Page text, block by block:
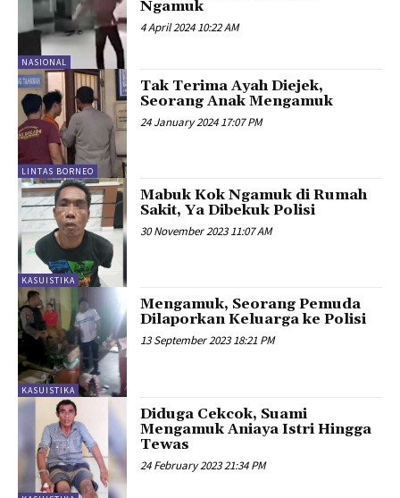
NASIONAL
Ngamuk
4 April 2024 10:22 AM
LINTAS BORNEO
Tak Terima Ayah Diejek,
Seorang Anak Mengamuk
24 January 2024 17:07 PM
KASUISTIKA
Mabuk Kok Ngamuk di Rumah
Sakit, Ya Dibekuk Polisi
30 November 2023 11:07 AM
KASUISTIKA
Mengamuk, Seorang Pemuda
Dilaporkan Keluarga ke Polisi
13 September 2023 18:21 PM
Diduga Cekcok, Suami
Mengamuk Aniaya Istri Hingga
Tewas
24 February 2023 21:34 PM